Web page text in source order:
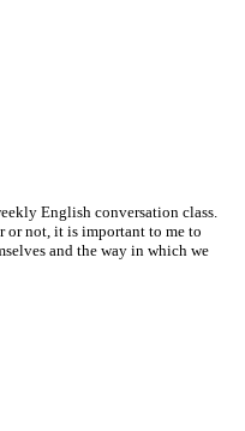
English conversation class.
or not, it is important to me to
and the way in which we